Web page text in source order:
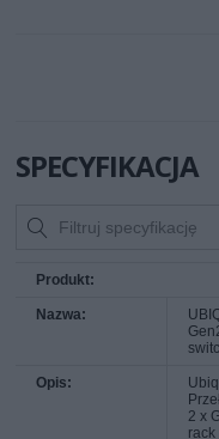
SPECYFIKACJA
Produkt:
Nazwa:
Opis:
2 x
rack